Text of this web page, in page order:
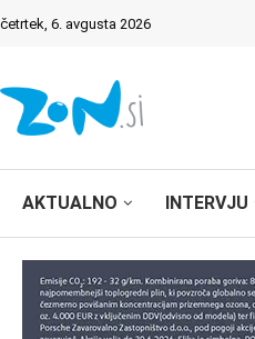
četrtek, 6. avgusta 2026
AKTUALNO INTERVJU